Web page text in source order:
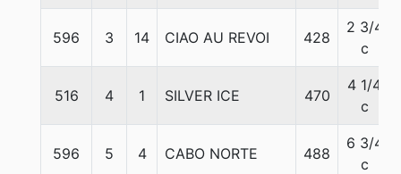
596 3 14 CIAO AU REVOI 428
2 3/4
c
516 4 1 SILVER ICE 470
4 1/4
c
596 5 4 CABO NORTE 488
6 3/4
c